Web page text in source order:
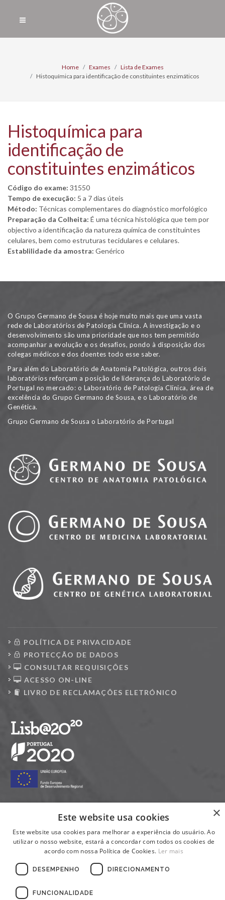
Home Exames
Lista de Exames
Histoquímica para identificação de constituintes enzimáticos
Histoquímica para
identificação de
constituintes enzimáticos
Código do exame: 31550
Tempo de execução: 5 a 7 dias úteis
Método: Técnicas complementares do diagnóstico morfológico
Preparação da Colheita: É uma técnica histológica que tem por
objectivo a identificação da natureza química de constituintes
celulares, bem como estruturas tecidulares e celulares.
Establilidade da amostra: Genérico
O Grupo Germano de Sousa é hoje muito mais que uma vasta
rede de Laboratórios de Patologia Clínica. A investigação e o
desenvolvimento são uma prioridade que nos tem permitido
acompanhar a evolução e os desafios, pondo à disposição dos
colegas médicos e dos doentes todo esse saber.
Para além do Laboratório de Anatomia Patológica, outros dois
laboratórios reforçam a posição de liderança do Laboratório de
Portugal no mercado: o Laboratório de Patologia Clínica, área de
excelência do Grupo Germano de Sousa, e o Laboratório de
Genética.
Grupo Germano de Sousa o Laboratório de Portugal
POLÍTICA DE PRIVACIDADE
PROTECÇÃO DE DADOS
CONSULTAR REQUISIÇÕES
ACESSO ON-LINE
LIVRO DE RECLAMAÇÕES ELETRÓNICO
×
Este website usa cookies
Este website usa cookies para melhorar a experiência do usuário. Ao
utilizar o nosso website, estará a concordar com todos os cookies de
acordo com nossa Política de Cookies. Ler mais
DESEMPENHO DIRECIONAMENTO
FUNCIONALIDADE